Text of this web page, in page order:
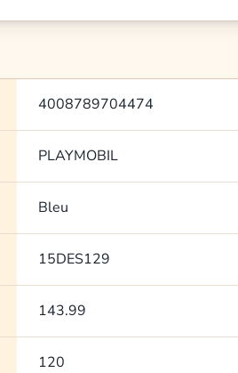
4008789704474
PLAYMOBIL
Bleu
15DES129
143.99
120